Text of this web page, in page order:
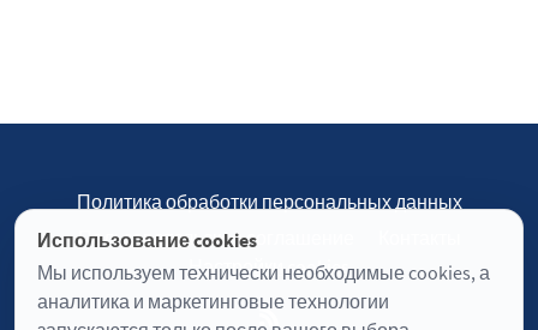
Использование cookies
Мы используем технически необходимые cookies, а
аналитика и маркетинговые технологии
Политика обработки персональных данных
Пользовательское соглашение
Настройки cookies